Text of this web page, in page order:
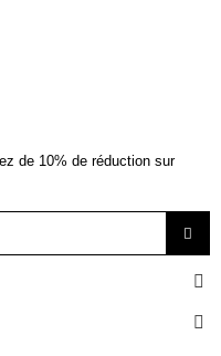
de 10% de réduction sur